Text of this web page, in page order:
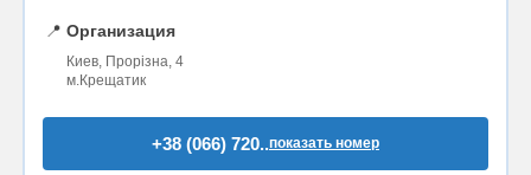
📍 Организация
Киев, Прорізна, 4
м.Крещатик
+38 (066) 720..показать номер